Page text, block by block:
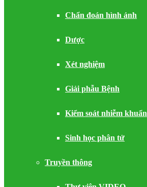
Chẩn đoán hình ảnh
Dược
Xét nghiệm
Giải phẫu Bệnh
Kiểm soát nhiễm khuẩn
Sinh học phân tử
Truyền thông